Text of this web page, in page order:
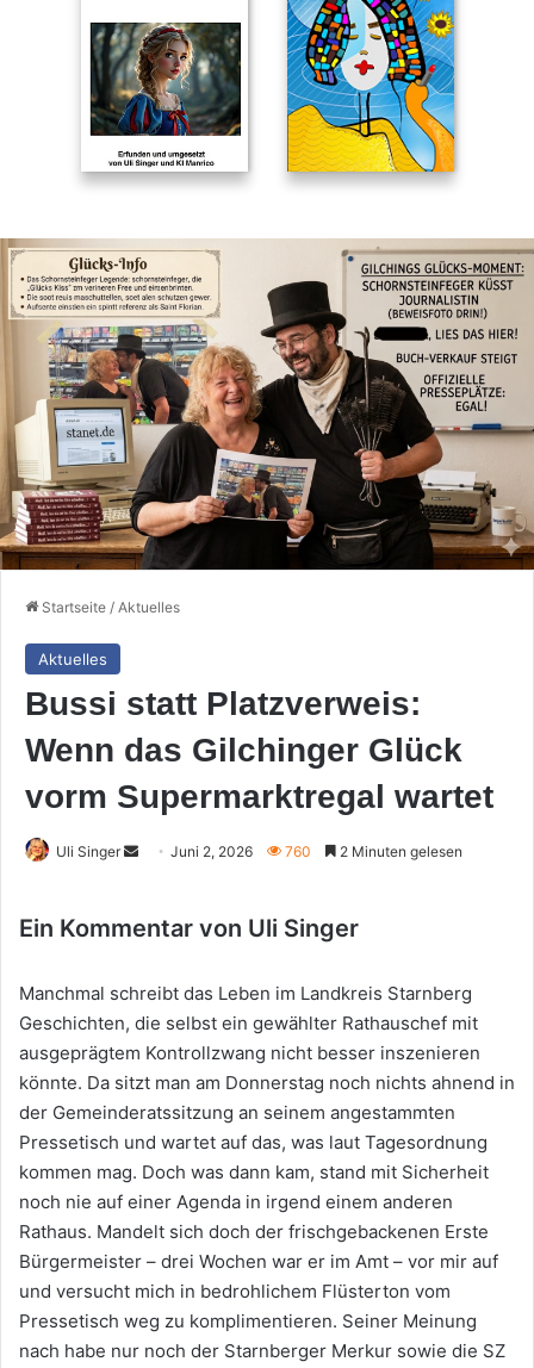
Startseite / Aktuelles
Aktuelles
Bussi statt Platzverweis:
Wenn das Gilchinger Glück
vorm Supermarktregal wartet
Uli Singer
Sende
E-
Juni 2, 2026 760 2 Minuten gelesen
Ein Kommentar von Uli Singer
Manchmal schreibt das Leben im Landkreis Starnberg
Geschichten, die selbst ein gewählter Rathauschef mit
ausgeprägtem Kontrollzwang nicht besser inszenieren
könnte. Da sitzt man am Donnerstag noch nichts ahnend in
der Gemeinderatssitzung an seinem angestammten
Pressetisch und wartet auf das, was laut Tagesordnung
kommen mag. Doch was dann kam, stand mit Sicherheit
noch nie auf einer Agenda in irgend einem anderen
Rathaus. Mandelt sich doch der frischgebackenen Erste
Bürgermeister – drei Wochen war er im Amt – vor mir auf
und versucht mich in bedrohlichem Flüsterton vom
Pressetisch weg zu komplimentieren. Seiner Meinung
nach habe nur noch der Starnberger Merkur sowie die SZ